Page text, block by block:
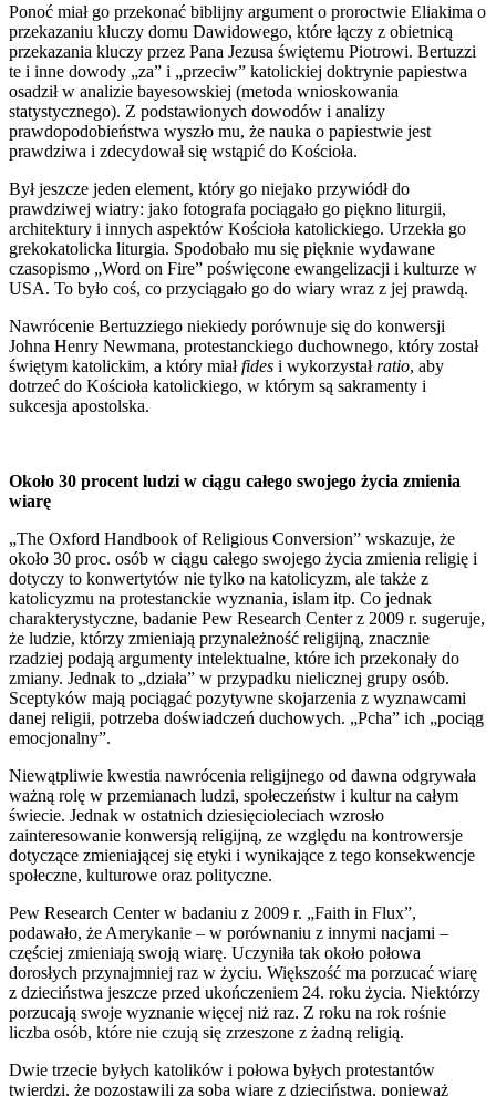
Ponoć miał go przekonać biblijny argument o proroctwie Eliakima o
przekazaniu kluczy domu Dawidowego, które łączy z obietnicą
przekazania kluczy przez Pana Jezusa świętemu Piotrowi. Bertuzzi
te i inne dowody „za” i „przeciw” katolickiej doktrynie papiestwa
osadził w analizie bayesowskiej (metoda wnioskowania
statystycznego). Z podstawionych dowodów i analizy
prawdopodobieństwa wyszło mu, że nauka o papiestwie jest
prawdziwa i zdecydował się wstąpić do Kościoła.
Był jeszcze jeden element, który go niejako przywiódł do
prawdziwej wiatry: jako fotografa pociągało go piękno liturgii,
architektury i innych aspektów Kościoła katolickiego. Urzekła go
grekokatolicka liturgia. Spodobało mu się pięknie wydawane
czasopismo „Word on Fire” poświęcone ewangelizacji i kulturze w
USA. To było coś, co przyciągało go do wiary wraz z jej prawdą.
Nawrócenie Bertuzziego niekiedy porównuje się do konwersji
Johna Henry Newmana, protestanckiego duchownego, który został
świętym katolickim, a który miałfides i wykorzystałratio, aby
dotrzeć do Kościoła katolickiego, w którym są sakramenty i
sukcesja apostolska.
Około 30 procent ludzi w ciągu całego swojego życia zmienia
wiarę
„The Oxford Handbook of Religious Conversion” wskazuje, że
około 30 proc. osób w ciągu całego swojego życia zmienia religię i
dotyczy to konwertytów nie tylko na katolicyzm, ale także z
katolicyzmu na protestanckie wyznania, islam itp. Co jednak
charakterystyczne, badanie Pew Research Center z 2009 r. sugeruje,
że ludzie, którzy zmieniają przynależność religijną, znacznie
rzadziej podają argumenty intelektualne, które ich przekonały do
zmiany. Jednak to „działa” w przypadku nielicznej grupy osób.
Sceptyków mają pociągać pozytywne skojarzenia z wyznawcami
danej religii, potrzeba doświadczeń duchowych. „Pcha” ich „pociąg
emocjonalny”.
Niewątpliwie kwestia nawrócenia religijnego od dawna odgrywała
ważną rolę w przemianach ludzi, społeczeństw i kultur na całym
świecie. Jednak w ostatnich dziesięcioleciach wzrosło
zainteresowanie konwersją religijną, ze względu na kontrowersje
dotyczące zmieniającej się etyki i wynikające z tego konsekwencje
społeczne, kulturowe oraz polityczne.
Pew Research Center w badaniu z 2009 r. „Faith in Flux”,
podawało, że Amerykanie – w porównaniu z innymi nacjami –
częściej zmieniają swoją wiarę. Uczyniła tak około połowa
dorosłych przynajmniej raz w życiu. Większość ma porzucać wiarę
z dzieciństwa jeszcze przed ukończeniem 24. roku życia. Niektórzy
porzucają swoje wyznanie więcej niż raz. Z roku na rok rośnie
liczba osób, które nie czują się zrzeszone z żadną religią.
Dwie trzecie byłych katolików i połowa byłych protestantów
twierdzi, że pozostawili za sobą wiarę z dzieciństwa, ponieważ